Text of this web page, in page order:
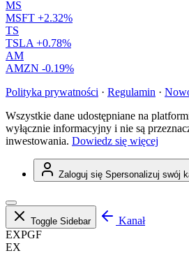
MS
MSFT +2.32%
TS
TSLA +0.78%
AM
AMZN -0.19%
Polityka prywatności · Regulamin ·
Wszystkie dane udostępniane na
wyłącznie informacyjny i nie są
inwestowania. Dowiedz się więcej
Zaloguj się Spersonalizuj swój
Toggle Sidebar
Kanał
EXPGF
EX